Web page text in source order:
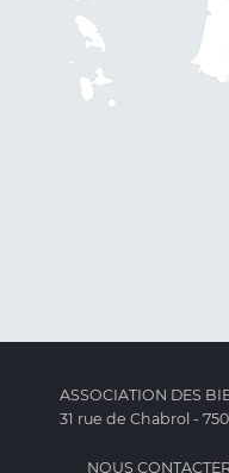
ASSOCIATION DES
31 rue de Chabrol -
NOUS